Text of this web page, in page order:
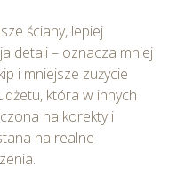
ściany, lepiej
detali – oznacza mniej
i mniejsze zużycie
która w innych
na korekty i
na realne